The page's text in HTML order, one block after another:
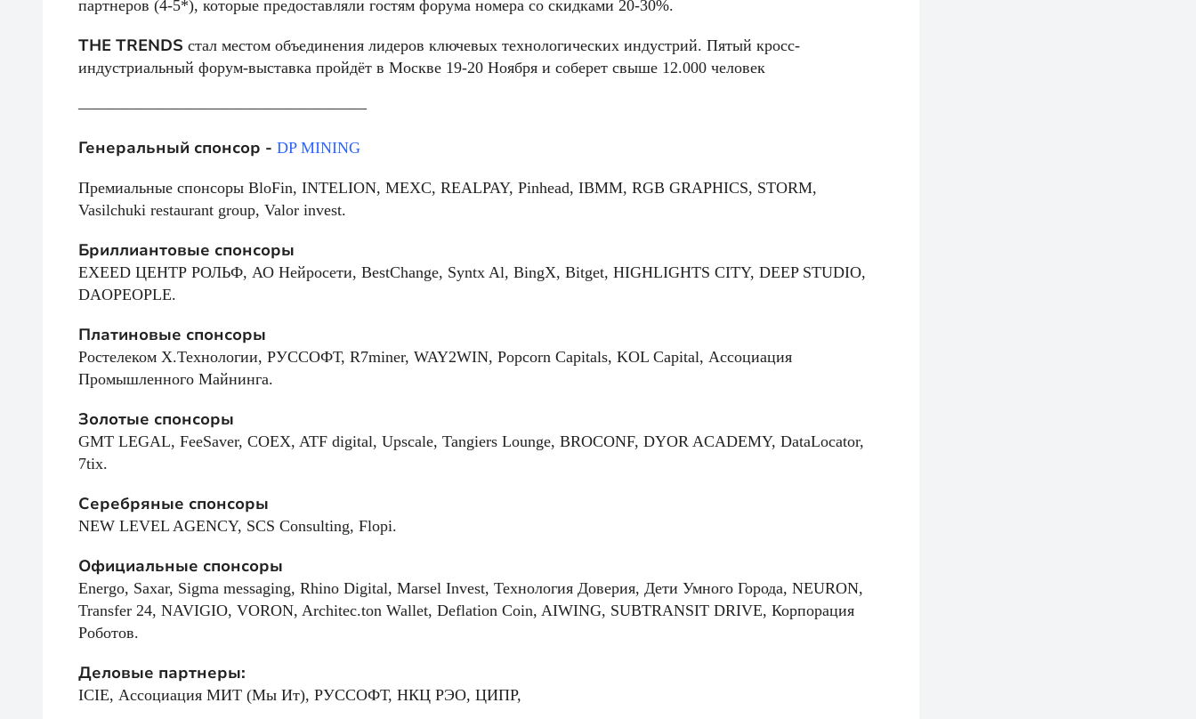
партнеров (4-5*), которые предоставляли гостям форума номера со скидками 20-30%.
THE TRENDS стал местом объединения лидеров ключевых технологических индустрий. Пятый кросс-
индустриальный форум-выставка пройдёт в Москве 19-20 Ноября и соберет свыше 12.000 человек
——————————————————
Генеральный спонсор - DP MINING
Премиальные спонсоры BloFin, INTELION, MEXC, REALPAY, Pinhead, IBMM, RGB GRAPHICS, STORM,
Vasilchuki restaurant group, Valor invest.
Бриллиантовые спонсоры
EXEED ЦЕНТР РОЛЬФ, АО Нейросети, BestChange, Syntx Al, BingX, Bitget, HIGHLIGHTS CITY, DEEP STUDIO,
DAOPEOPLE.
Платиновые спонсоры
Ростелеком Х.Технологии, РУССОФТ, R7miner, WAY2WIN, Popcorn Capitals, KOL Capital, Ассоциация
Промышленного Майнинга.
Золотые спонсоры
GMT LEGAL, FeeSaver, COEX, ATF digital, Upscale, Tangiers Lounge, BROCONF, DYOR ACADEMY, DataLocator,
7tix.
Серебряные спонсоры
NEW LEVEL AGENCY, SCS Consulting, Flopi.
Официальные спонсоры
Energo, Saxar, Sigma messaging, Rhino Digital, Marsel Invest, Технология Доверия, Дети Умного Города, NEURON,
Transfer 24, NAVIGIO, VORON, Architec.ton Wallet, Deflation Coin, AIWING, SUBTRANSIT DRIVE, Корпорация
Роботов.
Деловые партнеры:
ICIE, Ассоциация МИТ (Мы Ит), РУССОФТ, НКЦ РЭО, ЦИПР,